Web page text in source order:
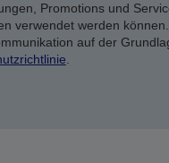
Promotions und
verwendet werden
auf der
.